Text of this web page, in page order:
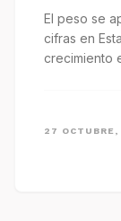
El peso se
cifras en
crecimiento
27